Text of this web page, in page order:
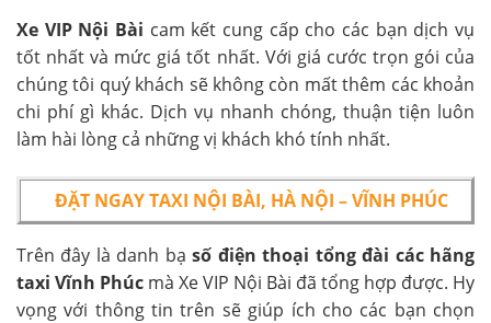
Xe VIP Nội Bài cam kết cung cấp cho các bạn dịch vụ
tốt nhất và mức giá tốt nhất. Với giá cước trọn gói của
chúng tôi quý khách sẽ không còn mất thêm các khoản
chi phí gì khác. Dịch vụ nhanh chóng, thuận tiện luôn
làm hài lòng cả những vị khách khó tính nhất.
ĐẶT NGAY TAXI NỘI BÀI, HÀ NỘI – VĨNH PHÚC
Trên đây là danh bạsố điện thoại tổng đài các hãng
taxi Vĩnh Phúc mà Xe VIP Nội Bài đã tổng hợp được. Hy
vọng với thông tin trên sẽ giúp ích cho các bạn chọn